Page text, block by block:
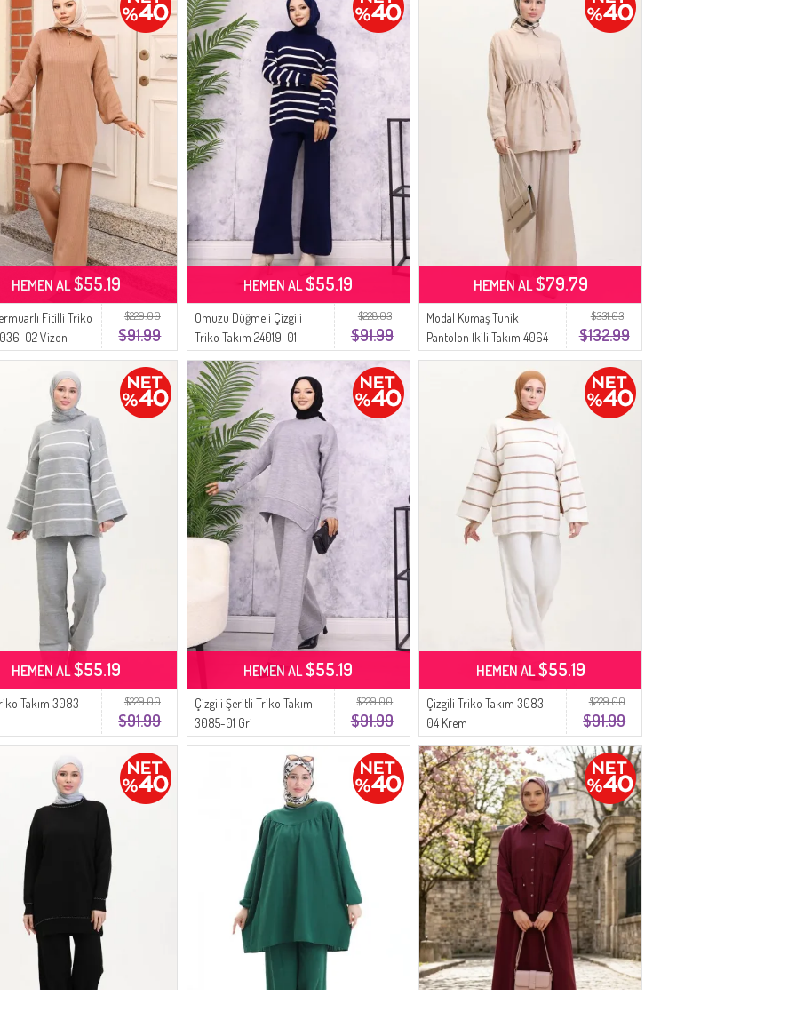
$229.00
$91.99
Fitilli Triko
02 Vizon
HEMEN AL$55.19
$228.03
$91.99
Omuzu Düğmeli Çizgili
Triko Takım 24019-01
Lacivert
HEMEN AL$55.19
$331.03
$132.99
Modal Kumaş Tunik
Pantolon İkili Takım 4064-
02 Bej
HEMEN AL$79.79
$229.00
$91.99
Takım 3083-
HEMEN AL$55.19
$229.00
$91.99
Çizgili Şeritli Triko Takım
3085-01 Gri
HEMEN AL$55.19
$229.00
$91.99
Çizgili Triko Takım 3083-
04 Krem
HEMEN AL$55.19